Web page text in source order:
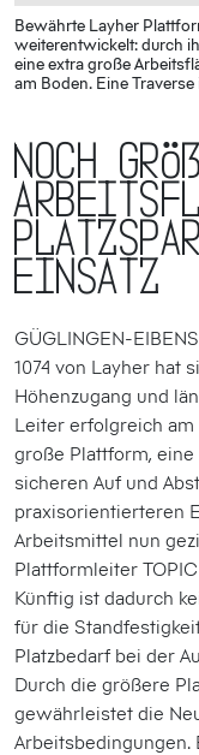
Bewährte Layher
weiterentwickelt: durch
eine extra große
am Boden. Eine
Noch
Einsatz
GÜGLINGEN-
1074 von Layher hat
Höhenzugang und
Leiter erfolgreich
große Plattform,
sicheren Auf und
praxisorientierteren
Arbeitsmittel nun
Plattformleiter
Künftig ist dadurch
für die
Platzbedarf bei der
Durch die größere
gewährleistet die